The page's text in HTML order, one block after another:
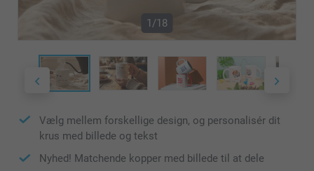
1/18
Vælg mellem forskellige design, og personalisér dit
krus med billede og tekst
Nyhed! Matchende kopper med billede til at dele